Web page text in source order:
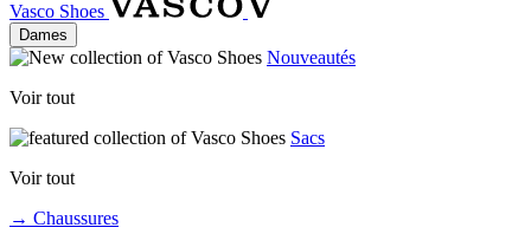
Vasco Shoes
Dames
Nouveautés
Voir tout
Sacs
Voir tout
→ Chaussures